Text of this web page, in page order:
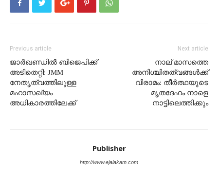
Previous article
ജാർഖണ്ഡിൽ ബിജെപിക്ക്
അടിതെറ്റി: JMM
നേതൃത്വത്തിലുള്ള
മഹാസഖ്യം
അധികാരത്തിലേക്ക്
Next article
നാല് മാസത്തെ
അനിശ്ചിതത്വങ്ങള്‍ക്ക്
വിരാമം: തീര്‍ത്ഥയുടെ
മൃതദേഹം നാളെ
നാട്ടിലെത്തിക്കും
Publisher
http://www.ejalakam.com